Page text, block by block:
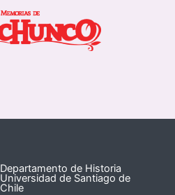
Departamento de Historia
Universidad de Santiago de
Chile